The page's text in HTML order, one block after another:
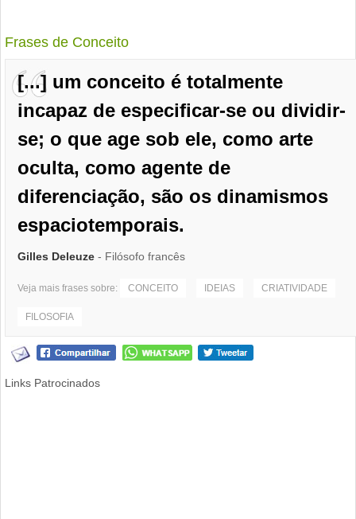
Frases de Conceito
[...] um conceito é totalmente
incapaz de especificar-se ou dividir-
se; o que age sob ele, como arte
oculta, como agente de
diferenciação, são os dinamismos
espaciotemporais.
Gilles Deleuze - Filósofo francês
Veja mais frases sobre: CONCEITO IDEIAS CRIATIVIDADE
FILOSOFIA
Links Patrocinados